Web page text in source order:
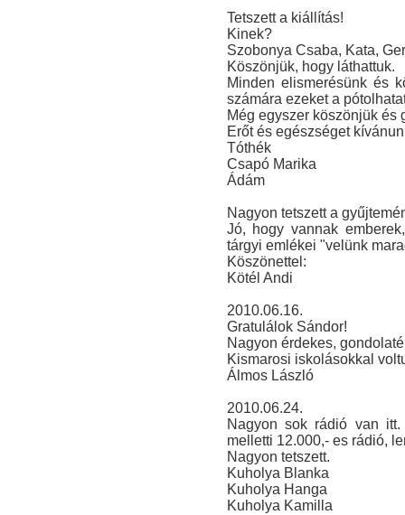
Tetszett a kiállítás!
Kinek?
Szobonya Csaba, Kata,
Köszönjük, hogy láthattuk.
Minden elismerésünk és
számára ezeket a
Még egyszer köszönjük és
Erőt és egészséget
Tóthék
Csapó Marika
Ádám
Nagyon tetszett a
Jó, hogy vannak
tárgyi emlékei "velünk
Köszönettel:
Kötél Andi
2010.06.16.
Gratulálok Sándor!
Nagyon érdekes,
Kismarosi iskolásokkal
Álmos László
2010.06.24.
Nagyon sok rádió van
melletti 12.000,- es rádió,
Nagyon tetszett.
Kuholya Blanka
Kuholya Hanga
Kuholya Kamilla